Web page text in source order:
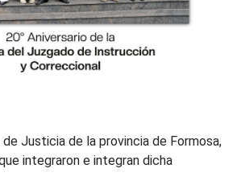
de Justicia de la provincia de Formosa,
integraron e integran dicha